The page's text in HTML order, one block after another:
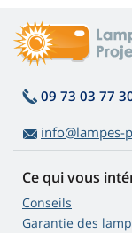
09 73 03 77
info@lampes-
Ce qui vous
Conseils
Garantie des